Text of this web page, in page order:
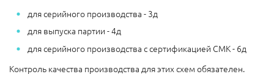
для серийного производства - 3д
для выпуска партии - 4д
для серийного производства с сертификацией СМК - 6д
Контроль качества производства для этих схем обязателен.